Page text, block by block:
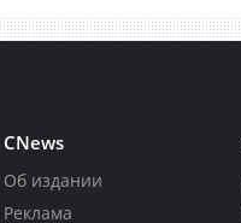
CNews
Об издании
Реклама